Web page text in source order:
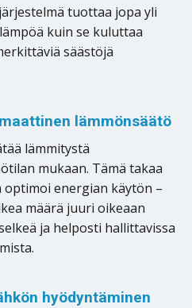
tuottaa jopa yli
kuin se kuluttaa
säästöjä
lämmönsäätö
lämmitystä
mukaan. Tämä takaa
optimoi energian käytön –
määrä juuri oikeaan
ja helposti hallittavissa
hyödyntäminen